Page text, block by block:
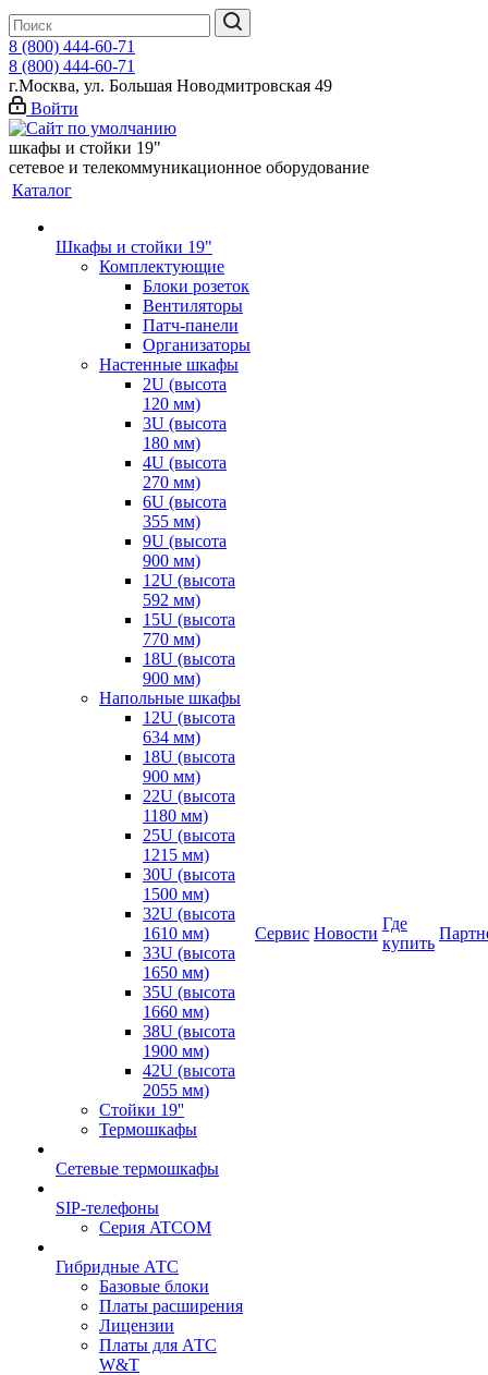
8 (800) 444-60-71
8 (800) 444-60-71
г.Москва, ул. Большая Новодмитровская 49
Войти
шкафы и стойки 19"
сетевое и телекоммуникационное оборудование
Каталог
Шкафы и стойки 19"
Комплектующие
Блоки розеток
Вентиляторы
Патч-панели
Организаторы
Настенные шкафы
2U (высота
120 мм)
3U (высота
180 мм)
4U (высота
270 мм)
6U (высота
355 мм)
9U (высота
900 мм)
12U (высота
592 мм)
15U (высота
770 мм)
18U (высота
900 мм)
Напольные шкафы
12U (высота
634 мм)
18U (высота
900 мм)
22U (высота
1180 мм)
25U (высота
1215 мм)
30U (высота
1500 мм)
32U (высота
1610 мм)
33U (высота
1650 мм)
35U (высота
1660 мм)
38U (высота
1900 мм)
42U (высота
2055 мм)
Стойки 19''
Термошкафы
Сетевые термошкафы
SIP-телефоны
Серия ATCOM
Гибридные АТС
Базовые блоки
Платы расширения
Лицензии
Платы для АТС
W&T
Сервис Новости
Где
купить